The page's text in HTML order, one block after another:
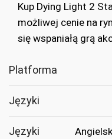
Kup Dying Light 2
możliwej cenie na
się wspaniałą grą
Platforma
Języki
Języki